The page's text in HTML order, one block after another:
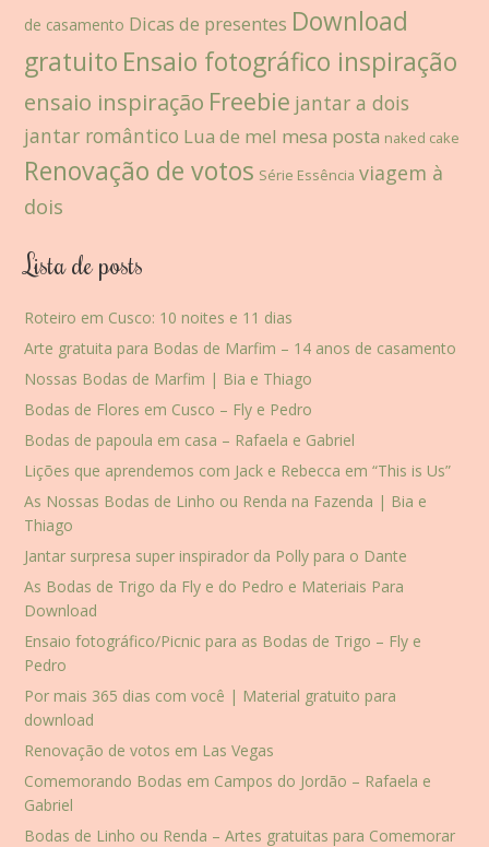
de casamento Dicas de presentes Download
gratuito Ensaio fotográfico inspiração
ensaio inspiração Freebie jantar a dois
jantar romântico Lua de mel mesa posta naked cake
Renovação de votos Série Essência viagem à
dois
Lista de posts
Roteiro em Cusco: 10 noites e 11 dias
Arte gratuita para Bodas de Marfim – 14 anos de casamento
Nossas Bodas de Marfim | Bia e Thiago
Bodas de Flores em Cusco – Fly e Pedro
Bodas de papoula em casa – Rafaela e Gabriel
Lições que aprendemos com Jack e Rebecca em “This is Us”
As Nossas Bodas de Linho ou Renda na Fazenda | Bia e
Thiago
Jantar surpresa super inspirador da Polly para o Dante
As Bodas de Trigo da Fly e do Pedro e Materiais Para
Download
Ensaio fotográfico/Picnic para as Bodas de Trigo – Fly e
Pedro
Por mais 365 dias com você | Material gratuito para
download
Renovação de votos em Las Vegas
Comemorando Bodas em Campos do Jordão – Rafaela e
Gabriel
Bodas de Linho ou Renda – Artes gratuitas para Comemorar